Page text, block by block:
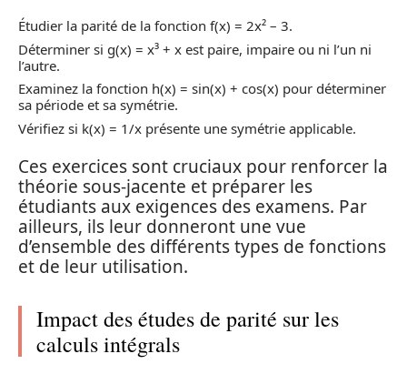
Étudier la parité de la fonction f(x) = 2x² – 3.
Déterminer si g(x) = x³ + x est paire, impaire ou ni l’un ni
l’autre.
Examinez la fonction h(x) = sin(x) + cos(x) pour déterminer
sa période et sa symétrie.
Vérifiez si k(x) = 1/x présente une symétrie applicable.
Ces exercices sont cruciaux pour renforcer la
théorie sous-jacente et préparer les
étudiants aux exigences des examens. Par
ailleurs, ils leur donneront une vue
d’ensemble des différents types de fonctions
et de leur utilisation.
Impact des études de parité sur les
calculs intégrals